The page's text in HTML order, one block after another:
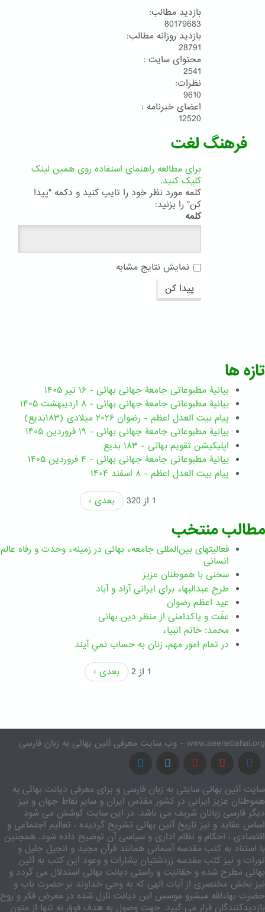
بازدید مطالب:
80179683
بازدید روزانه مطالب:
28791
محتوای سایت :
2541
نظرات:
9610
اعضای خبرنامه :
12520
فرهنگ لغت
برای مطالعه راهنمای استفاده روی همین لینک
کلیک کنید.
کلمه مورد نظر خود را تایپ کنید و دکمه "پیدا
کن" را بزنید:
کلمه
نمایش نتایج مشابه
پیدا کن
تازه ها
بیانیۀ مطبوعاتی جامعۀ جهانی بهائی - ۱۶ تیر ۱۴۰۵
بیانیۀ مطبوعاتی جامعۀ جهانی بهائی - ۸ اردیبهشت ۱۴۰۵
پیام بیت العدل اعظم - رضوان ۲۰۲۶ میلادی (۱۸۳بدیع)
بیانیۀ مطبوعاتی جامعۀ جهانی بهائی - ۱۹ فروردین ۱۴۰۵
اپلیکیشن تقویم بهائی - ۱۸۳ بدیع
بیانیۀ مطبوعاتی جامعۀ جهانی بهائی - ۴ فروردین ۱۴۰۵
پیام بیت العدل اعظم - ۸ اسفند ۱۴۰۴
1 از 320
بعدی ›
مطالب منتخب
فعالیتهای بین‌المللی جامعهء بهائی در زمینهء وحدت و رفاه عالم
انسانی
سخنی با هموطنان عزیز
طرحِ عبدالبهاء برایِ ایرانی آزاد و آباد
عید اعظم رضوان
عفّت و پاکدامنی از منظر دین بهائی
محمد: خاتم انبیاء
در تمام امور مهم،‌ زنان به حساب نمي آيند
1 از 2
بعدی ›
www.aeenebahai.org - وب سایت معرفی آئین بهائی به زبان فارسی
سایت آئین بهائی سایتی به زبان فارسی و برای معرفی دیانت بهائی به
هموطنان عزیز ایرانی در کشور مقدّس ایران و سایر نقاط جهان و نیز
دیگر فارسی زبانان شریف می باشد. در این سایت کوشش می شود
اساس عقاید و نیز تاریخ آئین بهائی تشریح گردیده ، تعالیم اجتماعی و
اقتصادی ، احکام و نظام اداری و سیاسی آن توضیح داده شود. همچنین
با استناد به کتب مقدسه آسمانی همانند قرآن مجید و انجیل جلیل و
تورات و نیز کتب مقدسه زردشتیان بشارات و وعود این کتب به آئین
بهائی مطرح شده و حقانیّت و راستی دیانت بهائی استدلال می گردد و
نیز بخش مختصری از آیات الهی که به وحی خداوند بر حضرت باب و
حضرت بهاءالله مبشرو موسس این دیانت نازل شده در معرض فکر و روح
بازدیدکنندگان قرار می گیرد. جهت وصول به هدف فوق نه تنها از متون